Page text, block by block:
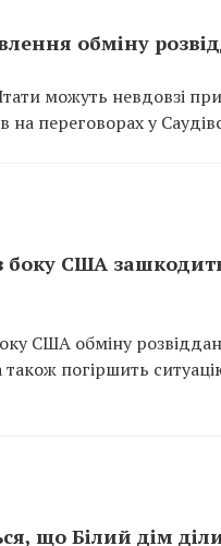
обміну
можуть невдовзі
на переговорах у
США зашкодить
США обміну
погіршить
що Білий дім